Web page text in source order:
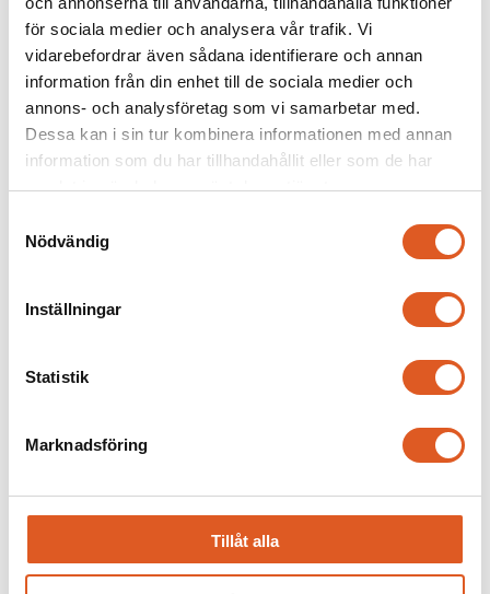
för sociala medier och analysera vår trafik. Vi
vidarebefordrar även sådana identifierare och annan
information från din enhet till de sociala medier och
annons- och analysföretag som vi samarbetar med.
Dessa kan i sin tur kombinera informationen med annan
information som du har tillhandahållit eller som de har
samlat in när du har använt deras tjänster.
Nödvändig
Inställningar
Statistik
Marknadsföring
Tillåt alla
Dela artikelnLinkedIn
Facebook
Twitter
FöregåendeNästa